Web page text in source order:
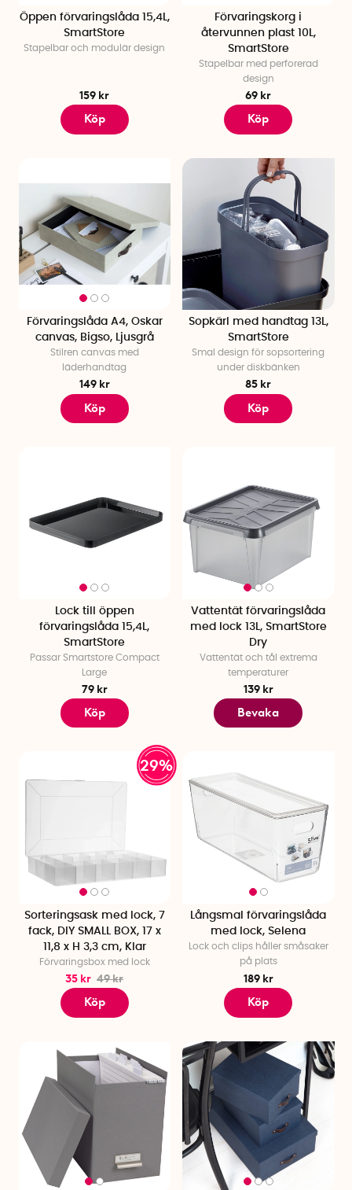
Öppen förvaringslåda 15,4L,
SmartStore
Stapelbar och modulär design
159 kr
Köp
Förvaringskorg i
återvunnen plast 10L,
SmartStore
Stapelbar med perforerad
design
69 kr
Köp
Förvaringslåda A4, Oskar
canvas, Bigso, Ljusgrå
Stilren canvas med
läderhandtag
149 kr
Köp
Sopkärl med handtag 13L,
SmartStore
Smal design för sopsortering
under diskbänken
85 kr
Köp
Lock till öppen
förvaringslåda 15,4L,
SmartStore
Passar Smartstore Compact
Large
79 kr
Köp
Vattentät förvaringslåda
med lock 13L, SmartStore
Dry
Vattentät och tål extrema
temperaturer
139 kr
Bevaka
29%
Sorteringsask med lock, 7
fack, DIY SMALL BOX, 17 x
11,8 x H 3,3 cm, Klar
Förvaringsbox med lock
35 kr 49 kr
Köp
Långsmal förvaringslåda
med lock, Selena
Lock och clips håller småsaker
på plats
189 kr
Köp